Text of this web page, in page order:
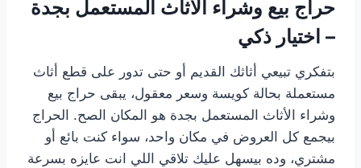
حراج بيع وشراء الاثاث المستعمل بجدة
– اختيار ذكي
بتفكري تبيعي أثاثك القديم أو حتى تدور على قطع أثاث
مستعملة بحالة كويسة وسعر معقول، يبقى حراج بيع
وشراء الأثاث المستعمل بجدة هو المكان الصح. الحراج
بيجمع كل العروض في مكان واحد، سواء كنت بائع أو
مشتري، وده بيسهل عليك تلاقي اللي انت عايزه بسرعة